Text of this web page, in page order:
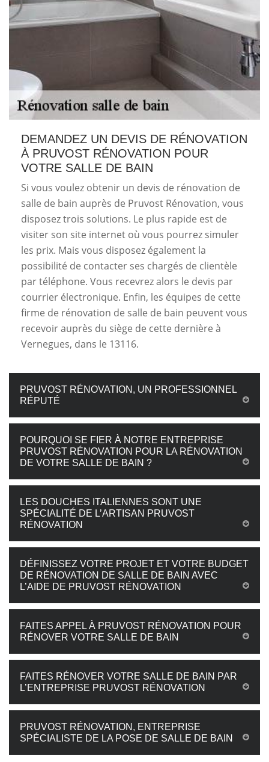
DEMANDEZ UN DEVIS DE RÉNOVATION
À PRUVOST RÉNOVATION POUR
VOTRE SALLE DE BAIN
Si vous voulez obtenir un devis de rénovation de
salle de bain auprès de Pruvost Rénovation, vous
disposez trois solutions. Le plus rapide est de
visiter son site internet où vous pourrez simuler
les prix. Mais vous disposez également la
possibilité de contacter ses chargés de clientèle
par téléphone. Vous recevrez alors le devis par
courrier électronique. Enfin, les équipes de cette
firme de rénovation de salle de bain peuvent vous
recevoir auprès du siège de cette dernière à
Vernegues, dans le 13116.
PRUVOST RÉNOVATION, UN PROFESSIONNEL
RÉPUTÉ
POURQUOI SE FIER À NOTRE ENTREPRISE
PRUVOST RÉNOVATION POUR LA RÉNOVATION
DE VOTRE SALLE DE BAIN ?
LES DOUCHES ITALIENNES SONT UNE
SPÉCIALITÉ DE L’ARTISAN PRUVOST
RÉNOVATION
DÉFINISSEZ VOTRE PROJET ET VOTRE BUDGET
DE RÉNOVATION DE SALLE DE BAIN AVEC
L’AIDE DE PRUVOST RÉNOVATION
FAITES APPEL À PRUVOST RÉNOVATION POUR
RÉNOVER VOTRE SALLE DE BAIN
FAITES RÉNOVER VOTRE SALLE DE BAIN PAR
L’ENTREPRISE PRUVOST RÉNOVATION
PRUVOST RÉNOVATION, ENTREPRISE
SPÉCIALISTE DE LA POSE DE SALLE DE BAIN